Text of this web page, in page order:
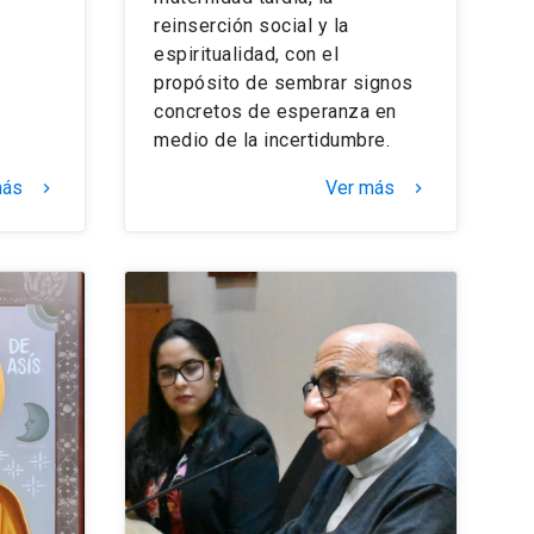
keyboard_arrow_right
reinserción social y la
espiritualidad, con el
propósito de sembrar signos
concretos de esperanza en
medio de la incertidumbre.
Ver más keyboard_arrow_right